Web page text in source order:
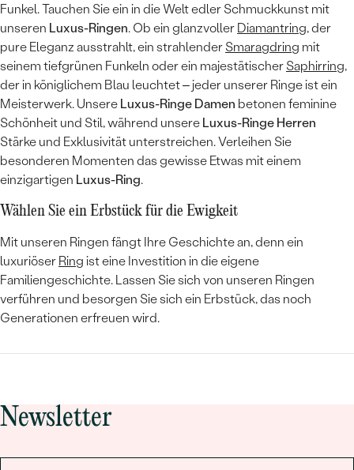
Funkel. Tauchen Sie ein in die Welt edler Schmuckkunst mit
unseren Luxus-Ringen. Ob ein glanzvoller Diamantring, der
pure Eleganz ausstrahlt, ein strahlender Smaragdring mit
seinem tiefgrünen Funkeln oder ein majestätischer Saphirring,
der in königlichem Blau leuchtet – jeder unserer Ringe ist ein
Meisterwerk. Unsere Luxus-Ringe Damen betonen feminine
Schönheit und Stil, während unsere Luxus-Ringe Herren
Stärke und Exklusivität unterstreichen. Verleihen Sie
besonderen Momenten das gewisse Etwas mit einem
einzigartigen Luxus-Ring.
Wählen Sie ein Erbstück für die Ewigkeit
Mit unseren Ringen fängt Ihre Geschichte an, denn ein
luxuriöser Ring ist eine Investition in die eigene
Familiengeschichte. Lassen Sie sich von unseren Ringen
verführen und besorgen Sie sich ein Erbstück, das noch
Generationen erfreuen wird.
Newsletter